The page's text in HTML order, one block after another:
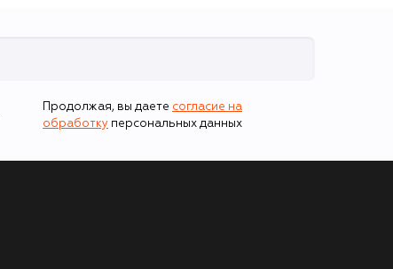
Продолжая, вы даете согласие на
обработку персональных данных